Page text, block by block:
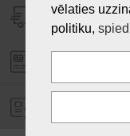
PIEGĀDE
vēlaties
politiku,